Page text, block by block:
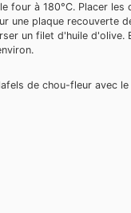
four à 180°C. Placer les
une plaque recouverte
un filet d'huile d'olive.
de chou-fleur avec